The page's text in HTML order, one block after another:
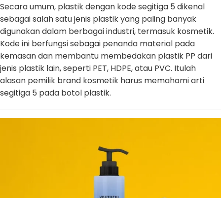
Secara umum, plastik dengan kode segitiga 5 dikenal
sebagai salah satu jenis plastik yang paling banyak
digunakan dalam berbagai industri, termasuk kosmetik.
Kode ini berfungsi sebagai penanda material pada
kemasan dan membantu membedakan plastik PP dari
jenis plastik lain, seperti PET, HDPE, atau PVC. Itulah
alasan pemilik brand kosmetik harus memahami arti
segitiga 5 pada botol plastik.